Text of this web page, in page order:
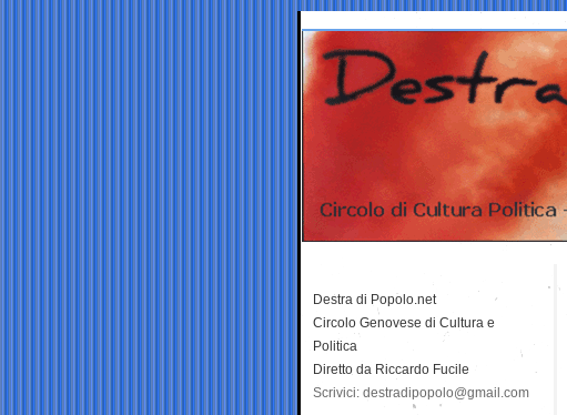
Destra di Popolo.net
Circolo Genovese di Cultura e
Politica
Diretto da Riccardo Fucile
Scrivici: destradipopolo@gmail.com